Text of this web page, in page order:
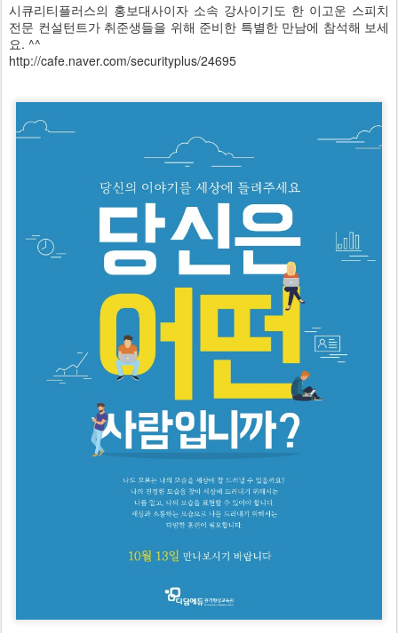
시큐리티플러스의 홍보대사이자 소속 강사이기도 한 이고운 스피치
전문 컨설턴트가 취준생들을 위해 준비한 특별한 만남에 참석해 보세
요. ^^
http://cafe.naver.com/securityplus/24695